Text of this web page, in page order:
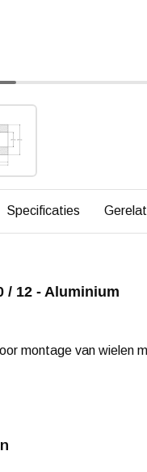
Specificaties
/ 12 - Aluminium
montage van wielen